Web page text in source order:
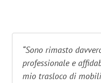
“Sono rimasto
professionale e
mio trasloco di